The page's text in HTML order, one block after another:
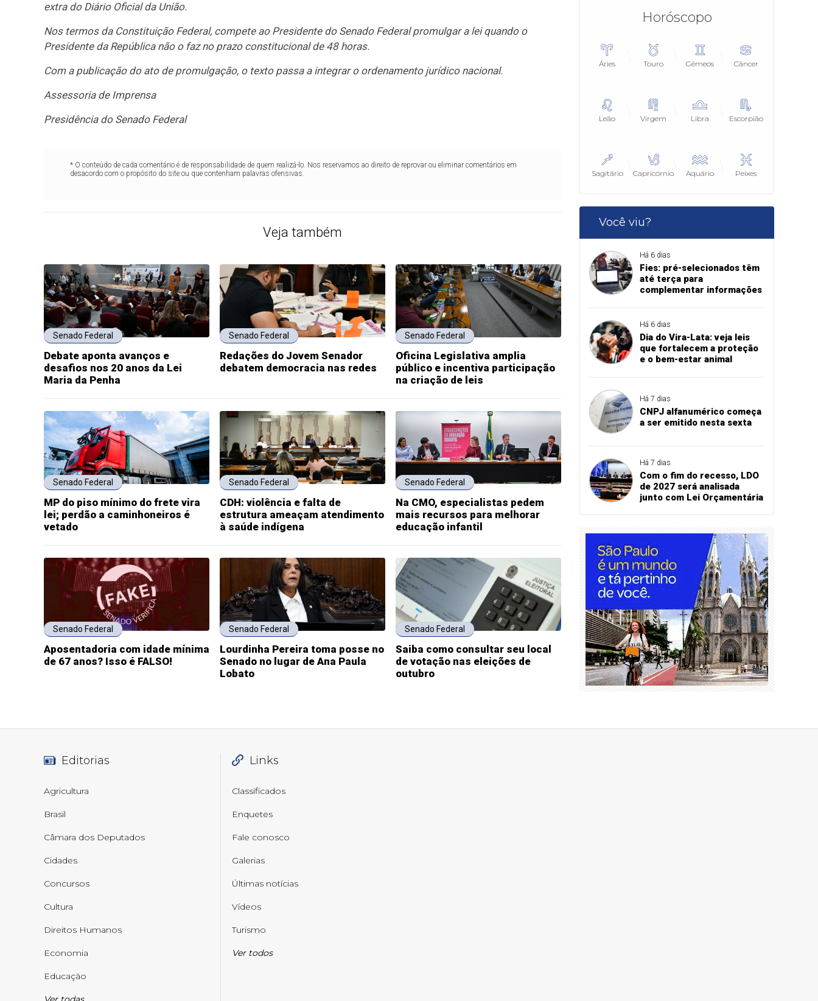
extra do Diário Oficial da União.
Nos termos da Constituição Federal, compete ao Presidente do Senado Federal promulgar a lei quando o
Presidente da República não o faz no prazo constitucional de 48 horas.
Com a publicação do ato de promulgação, o texto passa a integrar o ordenamento jurídico nacional.
Assessoria de Imprensa
Presidência do Senado Federal
* O conteúdo de cada comentário é de responsabilidade de quem realizá-lo. Nos reservamos ao direito de reprovar ou eliminar comentários em
desacordo com o propósito do site ou que contenham palavras ofensivas.
Veja também
Senado Federal
Debate aponta avanços e
desafios nos 20 anos da Lei
Maria da Penha
Senado Federal
Redações do Jovem Senador
debatem democracia nas redes
Senado Federal
Oficina Legislativa amplia
público e incentiva participação
na criação de leis
Senado Federal
MP do piso mínimo do frete vira
lei; perdão a caminhoneiros é
vetado
Senado Federal
CDH: violência e falta de
estrutura ameaçam atendimento
à saúde indígena
Senado Federal
Na CMO, especialistas pedem
mais recursos para melhorar
educação infantil
Senado Federal
Aposentadoria com idade mínima
de 67 anos? Isso é FALSO!
Senado Federal
Lourdinha Pereira toma posse no
Senado no lugar de Ana Paula
Lobato
Senado Federal
Saiba como consultar seu local
de votação nas eleições de
outubro
Horóscopo
Áries Touro Gêmeos Câncer
Leão Virgem Libra Escorpião
Sagitário Capricórnio Aquário Peixes
Você viu?
Há 6 dias
Fies: pré-selecionados têm
até terça para
complementar informações
Há 6 dias
Dia do Vira-Lata: veja leis
que fortalecem a proteção
e o bem-estar animal
Há 7 dias
CNPJ alfanumérico começa
a ser emitido nesta sexta
Há 7 dias
Com o fim do recesso, LDO
de 2027 será analisada
junto com Lei Orçamentária
Editorias
Agricultura
Brasil
Câmara dos Deputados
Cidades
Concursos
Cultura
Direitos Humanos
Economia
Educação
Links
Classificados
Enquetes
Fale conosco
Galerias
Últimas notícias
Vídeos
Turismo
Ver todos